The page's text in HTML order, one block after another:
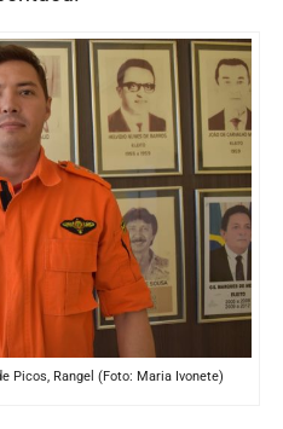
Picos, Rangel (Foto: Maria Ivonete)